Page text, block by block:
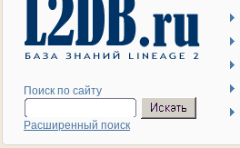
Поиск по сайту
Расширенный поиск